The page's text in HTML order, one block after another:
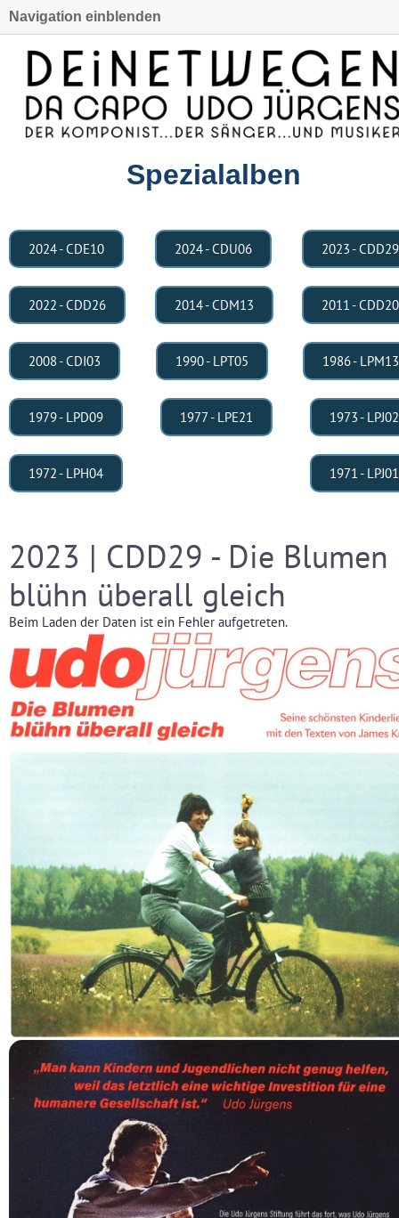
Navigation einblenden
Spezialalben
2024 - CDE10 2024 - CDU06 2023 - CDD29
2022 - CDD26 2014 - CDM13 2011 - CDD20
2008 - CDI03 1990 - LPT05 1986 - LPM13
1979 - LPD09 1977 - LPE21 1973 - LPJ02
1972 - LPH04 1971 - LPJ01
2023 | CDD29 - Die Blumen
blühn überall gleich
Beim Laden der Daten ist ein Fehler aufgetreten.